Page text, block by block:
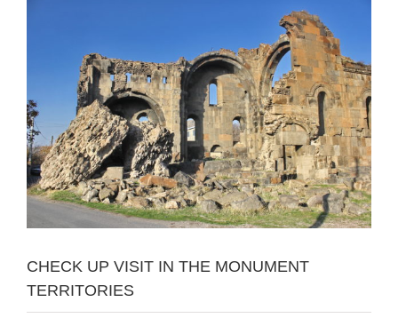
CHECK UP VISIT IN THE MONUMENT
TERRITORIES